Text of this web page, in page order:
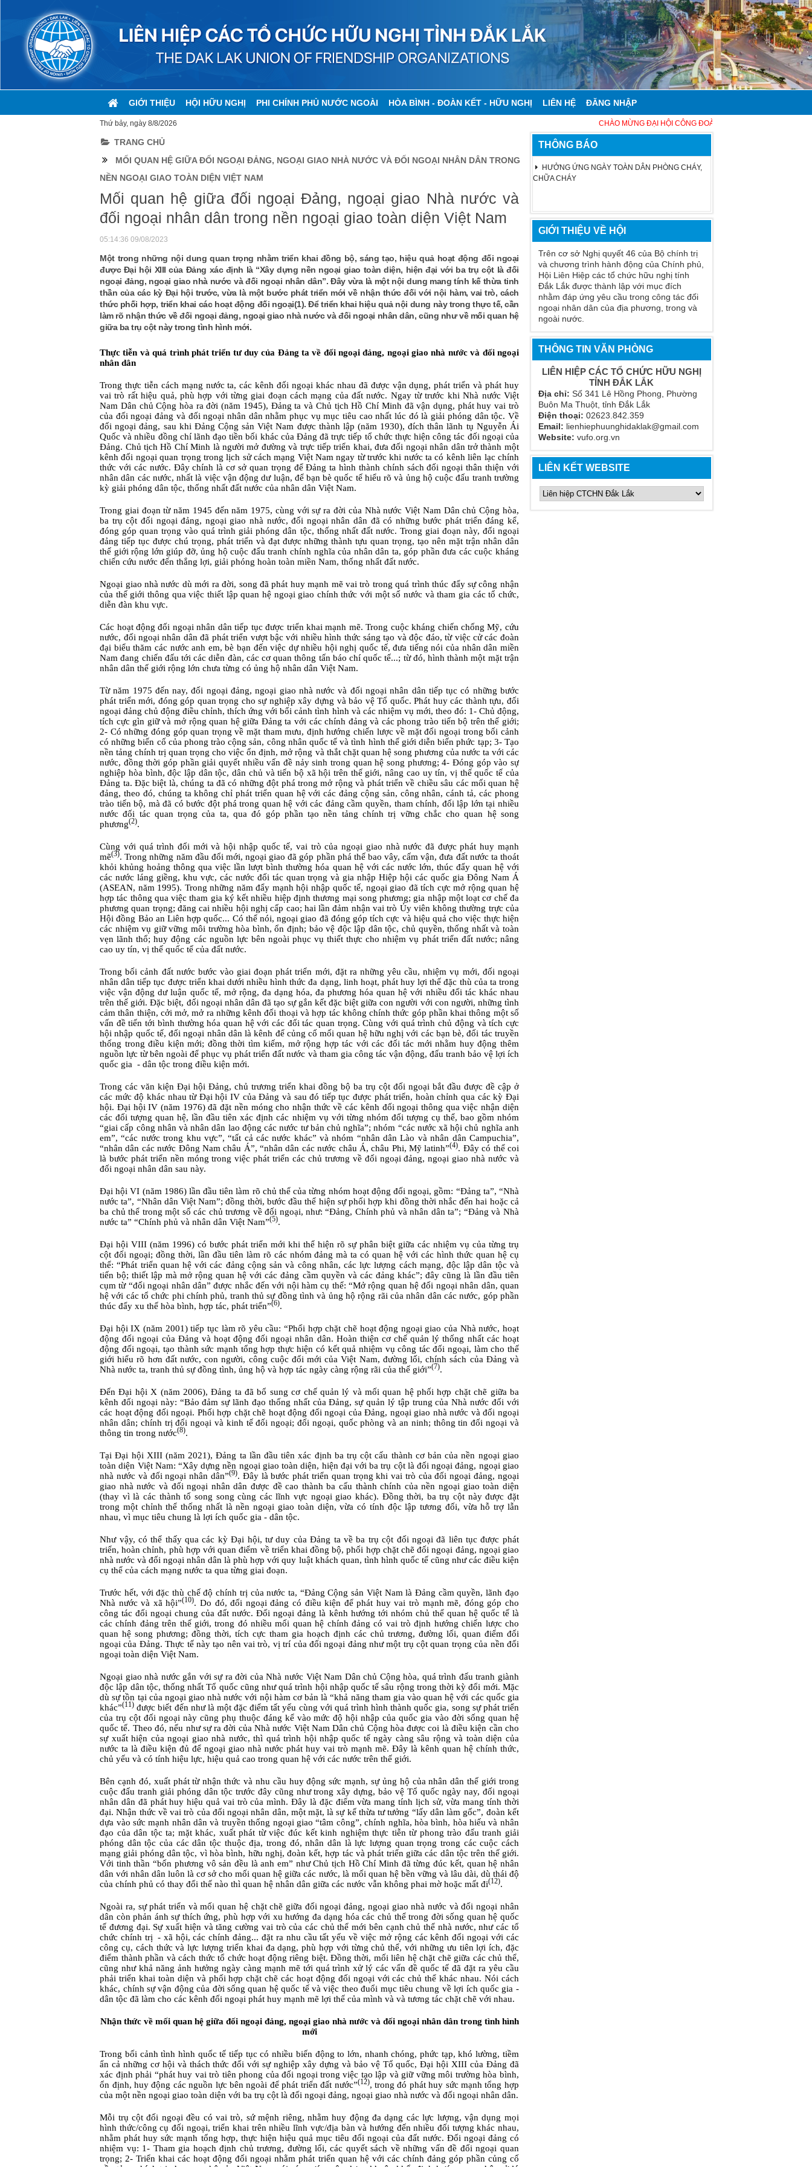
GIỚI THIỆU HỘI HỮU NGHỊ PHI CHÍNH PHỦ NƯỚC NGOÀI HÒA BÌNH - ĐOÀN KẾT - HỮU NGHỊ LIÊN HỆ ĐĂNG NHẬP
Thứ bảy, ngày 8/8/2026 CHÀO MỪNG ĐẠI HỘI CÔNG ĐOÀN VIỆT NAM LẦN THỨ XIV VÀ
TRANG CHỦ
MỐI QUAN HỆ GIỮA ĐỐI NGOẠI ĐẢNG, NGOẠI GIAO NHÀ NƯỚC VÀ ĐỐI NGOẠI NHÂN DÂN TRONG
NỀN NGOẠI GIAO TOÀN DIỆN VIỆT NAM
Mối quan hệ giữa đối ngoại Đảng, ngoại giao Nhà nước và
đối ngoại nhân dân trong nền ngoại giao toàn diện Việt Nam
05:14:36 09/08/2023
Một trong những nội dung quan trọng nhằm triển khai đồng bộ, sáng tạo, hiệu quả hoạt động đối ngoại
được Đại hội XIII của Đảng xác định là “Xây dựng nền ngoại giao toàn diện, hiện đại với ba trụ cột là đối
ngoại đảng, ngoại giao nhà nước và đối ngoại nhân dân”. Đây vừa là một nội dung mang tính kế thừa tinh
thần của các kỳ Đại hội trước, vừa là một bước phát triển mới về nhận thức đối với nội hàm, vai trò, cách
thức phối hợp, triển khai các hoạt động đối ngoại(1). Để triển khai hiệu quả nội dung này trong thực tế, cần
làm rõ nhận thức về đối ngoại đảng, ngoại giao nhà nước và đối ngoại nhân dân, cũng như về mối quan hệ
giữa ba trụ cột này trong tình hình mới.
Thực tiễn và quá trình phát triển tư duy của Đảng ta về đối ngoại đảng, ngoại giao nhà nước và đối ngoại
nhân dân
Trong thực tiễn cách mạng nước ta, các kênh đối ngoại khác nhau đã được vận dụng, phát triển và phát huy
vai trò rất hiệu quả, phù hợp với từng giai đoạn cách mạng của đất nước. Ngay từ trước khi Nhà nước Việt
Nam Dân chủ Cộng hòa ra đời (năm 1945), Đảng ta và Chủ tịch Hồ Chí Minh đã vận dụng, phát huy vai trò
của đối ngoại đảng và đối ngoại nhân dân nhằm phục vụ mục tiêu cao nhất lúc đó là giải phóng dân tộc. Về
đối ngoại đảng, sau khi Đảng Cộng sản Việt Nam được thành lập (năm 1930), đích thân lãnh tụ Nguyễn Ái
Quốc và nhiều đồng chí lãnh đạo tiền bối khác của Đảng đã trực tiếp tổ chức thực hiện công tác đối ngoại của
Đảng. Chủ tịch Hồ Chí Minh là người mở đường và trực tiếp triển khai, đưa đối ngoại nhân dân trở thành một
kênh đối ngoại quan trọng trong lịch sử cách mạng Việt Nam ngay từ trước khi nước ta có kênh liên lạc chính
thức với các nước. Đây chính là cơ sở quan trọng để Đảng ta hình thành chính sách đối ngoại thân thiện với
nhân dân các nước, nhất là việc vận động dư luận, để bạn bè quốc tế hiểu rõ và ủng hộ cuộc đấu tranh trường
kỳ giải phóng dân tộc, thống nhất đất nước của nhân dân Việt Nam.
Trong giai đoạn từ năm 1945 đến năm 1975, cùng với sự ra đời của Nhà nước Việt Nam Dân chủ Cộng hòa,
ba trụ cột đối ngoại đảng, ngoại giao nhà nước, đối ngoại nhân dân đã có những bước phát triển đáng kể,
đóng góp quan trọng vào quá trình giải phóng dân tộc, thống nhất đất nước. Trong giai đoạn này, đối ngoại
đảng tiếp tục được chú trọng, phát triển và đạt được những thành tựu quan trọng, tạo nên mặt trận nhân dân
thế giới rộng lớn giúp đỡ, ủng hộ cuộc đấu tranh chính nghĩa của nhân dân ta, góp phần đưa các cuộc kháng
chiến cứu nước đến thắng lợi, giải phóng hoàn toàn miền Nam, thống nhất đất nước.
Ngoại giao nhà nước dù mới ra đời, song đã phát huy mạnh mẽ vai trò trong quá trình thúc đẩy sự công nhận
của thế giới thông qua việc thiết lập quan hệ ngoại giao chính thức với một số nước và tham gia các tổ chức,
diễn đàn khu vực.
Các hoạt động đối ngoại nhân dân tiếp tục được triển khai mạnh mẽ. Trong cuộc kháng chiến chống Mỹ, cứu
nước, đối ngoại nhân dân đã phát triển vượt bậc với nhiều hình thức sáng tạo và độc đáo, từ việc cử các đoàn
đại biểu thăm các nước anh em, bè bạn đến việc dự nhiều hội nghị quốc tế, đưa tiếng nói của nhân dân miền
Nam đang chiến đấu tới các diễn đàn, các cơ quan thông tấn báo chí quốc tế...; từ đó, hình thành một mặt trận
nhân dân thế giới rộng lớn chưa từng có ủng hộ nhân dân Việt Nam.
Từ năm 1975 đến nay, đối ngoại đảng, ngoại giao nhà nước và đối ngoại nhân dân tiếp tục có những bước
phát triển mới, đóng góp quan trọng cho sự nghiệp xây dựng và bảo vệ Tổ quốc. Phát huy các thành tựu, đối
ngoại đảng chủ động điều chỉnh, thích ứng với bối cảnh tình hình và các nhiệm vụ mới, theo đó: 1- Chủ động,
tích cực gìn giữ và mở rộng quan hệ giữa Đảng ta với các chính đảng và các phong trào tiến bộ trên thế giới;
2- Có những đóng góp quan trọng về mặt tham mưu, định hướng chiến lược về mặt đối ngoại trong bối cảnh
có những biến cố của phong trào cộng sản, công nhân quốc tế và tình hình thế giới diễn biến phức tạp; 3- Tạo
nền tảng chính trị quan trọng cho việc ổn định, mở rộng và thắt chặt quan hệ song phương của nước ta với các
nước, đồng thời góp phần giải quyết nhiều vấn đề nảy sinh trong quan hệ song phương; 4- Đóng góp vào sự
nghiệp hòa bình, độc lập dân tộc, dân chủ và tiến bộ xã hội trên thế giới, nâng cao uy tín, vị thế quốc tế của
Đảng ta. Đặc biệt là, chúng ta đã có những đột phá trong mở rộng và phát triển về chiều sâu các mối quan hệ
đảng, theo đó, chúng ta không chỉ phát triển quan hệ với các đảng cộng sản, công nhân, cánh tả, các phong
trào tiến bộ, mà đã có bước đột phá trong quan hệ với các đảng cầm quyền, tham chính, đối lập lớn tại nhiều
nước đối tác quan trọng của ta, qua đó góp phần tạo nền tảng chính trị vững chắc cho quan hệ song
phương(2).
Cùng với quá trình đổi mới và hội nhập quốc tế, vai trò của ngoại giao nhà nước đã được phát huy mạnh
mẽ(3). Trong những năm đầu đổi mới, ngoại giao đã góp phần phá thế bao vây, cấm vận, đưa đất nước ta thoát
khỏi khủng hoảng thông qua việc lần lượt bình thường hóa quan hệ với các nước lớn, thúc đẩy quan hệ với
các nước láng giềng, khu vực, các nước đối tác quan trọng và gia nhập Hiệp hội các quốc gia Đông Nam Á
(ASEAN, năm 1995). Trong những năm đẩy mạnh hội nhập quốc tế, ngoại giao đã tích cực mở rộng quan hệ
hợp tác thông qua việc tham gia ký kết nhiều hiệp định thương mại song phương; gia nhập một loạt cơ chế đa
phương quan trọng; đăng cai nhiều hội nghị cấp cao; hai lần đảm nhận vai trò Ủy viên không thường trực của
Hội đồng Bảo an Liên hợp quốc... Có thể nói, ngoại giao đã đóng góp tích cực và hiệu quả cho việc thực hiện
các nhiệm vụ giữ vững môi trường hòa bình, ổn định; bảo vệ độc lập dân tộc, chủ quyền, thống nhất và toàn
vẹn lãnh thổ; huy động các nguồn lực bên ngoài phục vụ thiết thực cho nhiệm vụ phát triển đất nước; nâng
cao uy tín, vị thế quốc tế của đất nước.
Trong bối cảnh đất nước bước vào giai đoạn phát triển mới, đặt ra những yêu cầu, nhiệm vụ mới, đối ngoại
nhân dân tiếp tục được triển khai dưới nhiều hình thức đa dạng, linh hoạt, phát huy lợi thế đặc thù của ta trong
việc vận động dư luận quốc tế, mở rộng, đa dạng hóa, đa phương hóa quan hệ với nhiều đối tác khác nhau
trên thế giới. Đặc biệt, đối ngoại nhân dân đã tạo sự gắn kết đặc biệt giữa con người với con người, những tình
cảm thân thiện, cởi mở, mở ra những kênh đối thoại và hợp tác không chính thức góp phần khai thông một số
vấn đề tiến tới bình thường hóa quan hệ với các đối tác quan trọng. Cùng với quá trình chủ động và tích cực
hội nhập quốc tế, đối ngoại nhân dân là kênh để củng cố mối quan hệ hữu nghị với các bạn bè, đối tác truyền
thống trong điều kiện mới; đồng thời tìm kiếm, mở rộng hợp tác với các đối tác mới nhằm huy động thêm
nguồn lực từ bên ngoài để phục vụ phát triển đất nước và tham gia công tác vận động, đấu tranh bảo vệ lợi ích
quốc gia - dân tộc trongđiều kiện mới.
Trong các văn kiện Đại hội Đảng, chủ trương triển khai đồng bộ ba trụ cột đối ngoại bắt đầu được đề cập ở
các mức độ khác nhau từ Đại hội IV của Đảng và sau đó tiếp tục được phát triển, hoàn chỉnh qua các kỳ Đại
hội. Đại hội IV (năm 1976) đã đặt nền móng cho nhận thức về các kênh đối ngoại thông qua việc nhận diện
các đối tượng quan hệ, lần đầu tiên xác định các nhiệm vụ với từng nhóm đối tượng cụ thể, bao gồm nhóm
“giai cấp công nhân và nhân dân lao động các nước tư bản chủ nghĩa”; nhóm “các nước xã hội chủ nghĩa anh
em”, “các nước trong khu vực”, “tất cả các nước khác” và nhóm “nhân dân Lào và nhân dân Campuchia”,
“nhân dân các nước Đông Nam châu Á”, “nhân dân các nước châu Á, châu Phi, Mỹ latinh”(4). Đây có thể coi
là bước phát triển nền móng trong việc phát triển các chủ trương về đối ngoại đảng, ngoại giao nhà nước và
đối ngoại nhân dân sau này.
Đại hội VI (năm 1986) lần đầu tiên làm rõ chủ thể của từng nhóm hoạt động đối ngoại, gồm: “Đảng ta”, “Nhà
nước ta”, “Nhân dân Việt Nam”; đồng thời, bước đầu thể hiện sự phối hợp khi đồng thời nhắc đến hai hoặc cả
ba chủ thể trong một số các chủ trương về đối ngoại, như: “Đảng, Chính phủ và nhân dân ta”; “Đảng và Nhà
nước ta” “Chính phủ và nhân dân Việt Nam”(5).
Đại hội VIII (năm 1996) có bước phát triển mới khi thể hiện rõ sự phân biệt giữa các nhiệm vụ của từng trụ
cột đối ngoại; đồng thời, lần đầu tiên làm rõ các nhóm đảng mà ta có quan hệ với các hình thức quan hệ cụ
thể: “Phát triển quan hệ với các đảng cộng sản và công nhân, các lực lượng cách mạng, độc lập dân tộc và
tiến bộ; thiết lập mà mở rộng quan hệ với các đảng cầm quyền và các đảng khác”; đây cũng là lần đầu tiên
cụm từ “đối ngoại nhân dân” được nhắc đến với nội hàm cụ thể: “Mở rộng quan hệ đối ngoại nhân dân, quan
hệ với các tổ chức phi chính phủ, tranh thủ sự đồng tình và ủng hộ rộng rãi của nhân dân các nước, góp phần
thúc đẩy xu thế hòa bình, hợp tác, phát triển”(6).
Đại hội IX (năm 2001) tiếp tục làm rõ yêu cầu: “Phối hợp chặt chẽ hoạt động ngoại giao của Nhà nước, hoạt
động đối ngoại của Đảng và hoạt động đối ngoại nhân dân. Hoàn thiện cơ chế quản lý thống nhất các hoạt
động đối ngoại, tạo thành sức mạnh tổng hợp thực hiện có kết quả nhiệm vụ công tác đối ngoại, làm cho thế
giới hiểu rõ hơn đất nước, con người, công cuộc đổi mới của Việt Nam, đường lối, chính sách của Đảng và
Nhà nước ta, tranh thủ sự đồng tình, ủng hộ và hợp tác ngày càng rộng rãi của thế giới”(7).
Đến Đại hội X (năm 2006), Đảng ta đã bổ sung cơ chế quản lý và mối quan hệ phối hợp chặt chẽ giữa ba
kênh đối ngoại này: “Bảo đảm sự lãnh đạo thống nhất của Đảng, sự quản lý tập trung của Nhà nước đối với
các hoạt động đối ngoại. Phối hợp chặt chẽ hoạt động đối ngoại của Đảng, ngoại giao nhà nước và đối ngoại
nhân dân; chính trị đối ngoại và kinh tế đối ngoại; đối ngoại, quốc phòng và an ninh; thông tin đối ngoại và
thông tin trong nước(8).
Tại Đại hội XIII (năm 2021), Đảng ta lần đầu tiên xác định ba trụ cột cấu thành cơ bản của nền ngoại giao
toàn diện Việt Nam: “Xây dựng nền ngoại giao toàn diện, hiện đại với ba trụ cột là đối ngoại đảng, ngoại giao
nhà nước và đối ngoại nhân dân”(9). Đây là bước phát triển quan trọng khi vai trò của đối ngoại đảng, ngoại
giao nhà nước và đối ngoại nhân dân được đề cao thành ba cấu thành chính của nền ngoại giao toàn diện
(thay vì là các thành tố song song cùng các lĩnh vực ngoại giao khác). Đồng thời, ba trụ cột này được đặt
trong một chỉnh thể thống nhất là nền ngoại giao toàn diện, vừa có tính độc lập tương đối, vừa hỗ trợ lẫn
nhau, vì mục tiêu chung là lợi ích quốc gia - dân tộc.
Như vậy, có thể thấy qua các kỳ Đại hội, tư duy của Đảng ta về ba trụ cột đối ngoại đã liên tục được phát
triển, hoàn chỉnh, phù hợp với quan điểm về triển khai đồng bộ, phối hợp chặt chẽ đối ngoại đảng, ngoại giao
nhà nước và đối ngoại nhân dân là phù hợp với quy luật khách quan, tình hình quốc tế cũng như các điều kiện
cụ thể của cách mạng nước ta qua từng giai đoạn.
Trước hết, với đặc thù chế độ chính trị của nước ta, “Đảng Cộng sản Việt Nam là Đảng cầm quyền, lãnh đạo
Nhà nước và xã hội”(10). Do đó, đối ngoại đảng có điều kiện để phát huy vai trò mạnh mẽ, đóng góp cho
công tác đối ngoại chung của đất nước. Đối ngoại đảng là kênh hướng tới nhóm chủ thể quan hệ quốc tế là
các chính đảng trên thế giới, trong đó nhiều mối quan hệ chính đảng có vai trò định hướng chiến lược cho
quan hệ song phương; đồng thời, tích cực tham gia hoạch định các chủ trương, đường lối, quan điểm đối
ngoại của Đảng. Thực tế này tạo nên vai trò, vị trí của đối ngoại đảng như một trụ cột quan trọng của nền đối
ngoại toàn diện Việt Nam.
Ngoại giao nhà nước gắn với sự ra đời của Nhà nước Việt Nam Dân chủ Cộng hòa, quá trình đấu tranh giành
độc lập dân tộc, thống nhất Tổ quốc cũng như quá trình hội nhập quốc tế sâu rộng trong thời kỳ đổi mới. Mặc
dù sự tồn tại của ngoại giao nhà nước với nội hàm cơ bản là “khả năng tham gia vào quan hệ với các quốc gia
khác”(11) được biết đến như là một đặc điểm tất yếu cùng với quá trình hình thành quốc gia, song sự phát triển
của trụ cột đối ngoại này cũng phụ thuộc đáng kể vào mức độ hội nhập của quốc gia vào đời sống quan hệ
quốc tế. Theo đó, nếu như sự ra đời của Nhà nước Việt Nam Dân chủ Cộng hòa được coi là điều kiện cần cho
sự xuất hiện của ngoại giao nhà nước, thì quá trình hội nhập quốc tế ngày càng sâu rộng và toàn diện của
nước ta là điều kiện đủ để ngoại giao nhà nước phát huy vai trò mạnh mẽ. Đây là kênh quan hệ chính thức,
chủ yếu và có tính hiệu lực, hiệu quả cao trong quan hệ với các nước trên thế giới.
Bên cạnh đó, xuất phát từ nhận thức và nhu cầu huy động sức mạnh, sự ủng hộ của nhân dân thế giới trong
cuộc đấu tranh giải phóng dân tộc trước đây cũng như trong xây dựng, bảo vệ Tổ quốc ngày nay, đối ngoại
nhân dân đã phát huy hiệu quả vai trò của mình. Đây là đặc điểm vừa mang tính lịch sử, vừa mang tính thời
đại. Nhận thức về vai trò của đối ngoại nhân dân, một mặt, là sự kế thừa tư tưởng “lấy dân làm gốc”, đoàn kết
dựa vào sức mạnh nhân dân và truyền thống ngoại giao “tâm công”, chính nghĩa, hòa bình, hòa hiếu và nhân
đạo của dân tộc ta; mặt khác, xuất phát từ việc đúc kết kinh nghiệm thực tiễn từ phong trào đấu tranh giải
phóng dân tộc của các dân tộc thuộc địa, trong đó, nhân dân là lực lượng quan trọng trong các cuộc cách
mạng giải phóng dân tộc, vì hòa bình, hữu nghị, đoàn kết, hợp tác và phát triển giữa các dân tộc trên thế giới.
Với tinh thần “bốn phương vô sản đều là anh em” như Chủ tịch Hồ Chí Minh đã từng đúc kết, quan hệ nhân
dân với nhân dân luôn là cơ sở cho mối quan hệ giữa các nước, là mối quan hệ bền vững và lâu dài, dù thái độ
của chính phủ có thay đổi thế nào thì quan hệ nhân dân giữa các nước vẫn không phai mờ hoặc mất đi(12).
Ngoài ra, sự phát triển và mối quan hệ chặt chẽ giữa đối ngoại đảng, ngoại giao nhà nước và đối ngoại nhân
dân còn phản ánh sự thích ứng, phù hợp với xu hướng đa dạng hóa các chủ thể trong đời sống quan hệ quốc
tế đương đại. Sự xuất hiện và tăng cường vai trò của các chủ thể mới bên cạnh chủ thể nhà nước, như các tổ
chức chính trị - xãhội, các chínhđảng... đặt ra nhu cầu tất yếu về việc mởrộng các kênhđối ngoại với các
công cụ, cách thức và lực lượng triển khai đa dạng, phù hợp với từng chủ thể, với những ưu tiên lợi ích, đặc
điểm thành phần và cách thức tổ chức hoạt động riêng biệt. Đồng thời, mối liên hệ chặt chẽ giữa các chủ thể,
cũng như khả năng ảnh hưởng ngày càng mạnh mẽ tới quá trình xử lý các vấn đề quốc tế đã đặt ra yêu cầu
phải triển khai toàn diện và phối hợp chặt chẽ các hoạt động đối ngoại với các chủ thể khác nhau. Nói cách
khác, chính sự vận động của đời sống quan hệ quốc tế và việc theo đuổi mục tiêu chung về lợi ích quốc gia -
dân tộc đã làm cho các kênh đối ngoại phát huy mạnh mẽ lợi thế của mình và và tương tác chặt chẽ với nhau.
Nhận thức về mối quan hệ giữa đối ngoại đảng, ngoại giao nhà nước và đối ngoại nhân dân trong tình hình
mới
Trong bối cảnh tình hình quốc tế tiếp tục có nhiều biến động to lớn, nhanh chóng, phức tạp, khó lường, tiềm
ẩn cả những cơ hội và thách thức đối với sự nghiệp xây dựng và bảo vệ Tổ quốc, Đại hội XIII của Đảng đã
xác định phải “phát huy vai trò tiên phong của đối ngoại trong việc tạo lập và giữ vững môi trường hòa bình,
ổn định, huy động các nguồn lực bên ngoài để phát triển đất nước”(12), trong đó phát huy sức mạnh tổng hợp
của một nền ngoại giao toàn diện với ba trụ cột là đối ngoại đảng, ngoại giao nhà nước và đối ngoại nhân dân.
Mỗi trụ cột đối ngoại đều có vai trò, sứ mệnh riêng, nhằm huy động đa dạng các lực lượng, vận dụng mọi
hình thức/công cụ đối ngoại, triển khai trên nhiều lĩnh vực/địa bàn và hướng đến nhiều đối tượng khác nhau,
nhằm phát huy sức mạnh tổng hợp, thực hiện hiệu quả mục tiêu đối ngoại của đất nước. Đối ngoại đảng có
nhiệm vụ: 1- Tham gia hoạch định chủ trương, đường lối, các quyết sách về những vấn đề đối ngoại quan
trọng; 2- Triển khai các hoạt động đối ngoại nhằm phát triển quan hệ với các chính đảng góp phần củng cố
THÔNG BÁO
HƯỞNG ỨNG NGÀY TOÀN DÂN PHÒNG CHÁY,
CHỮA CHÁY
GIỚI THIỆU VỀ HỘI
Trên cơ sở Nghị quyết 46 của Bộ chính trị
và chương trình hành động của Chính phủ,
Hội Liên Hiệp các tổ chức hữu nghị tính
Đắk Lắk được thành lập với mục đích
nhằm đáp ứng yêu cầu trong công tác đối
ngoại nhân dân của địa phương, trong và
ngoài nước.
THÔNG TIN VĂN PHÒNG
LIÊN HIỆP CÁC TỔ CHỨC HỮU NGHỊ
TỈNH ĐẮK LẮK
Địa chỉ: Số 341 Lê Hồng Phong, Phường
Buôn Ma Thuột, tỉnh Đắk Lắk
Điện thoại: 02623.842.359
Email: lienhiephuunghidaklak@gmail.com
Website: vufo.org.vn
LIÊN KẾT WEBSITE